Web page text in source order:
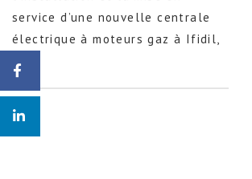
service d’une nouvelle centrale
électrique à moteurs gaz à Ifidil,
[...]